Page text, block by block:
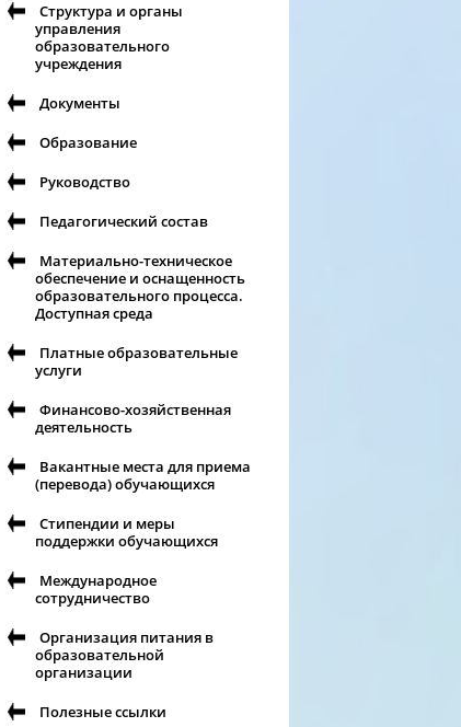
Структура и органы
управления
образовательного
учреждения
Документы
Образование
Руководство
Педагогический состав
Материально-техническое
обеспечение и оснащенность
образовательного процесса.
Доступная среда
Платные образовательные
услуги
Финансово-хозяйственная
деятельность
Вакантные места для приема
(перевода) обучающихся
Стипендии и меры
поддержки обучающихся
Международное
сотрудничество
Организация питания в
образовательной
организации
Полезные ссылки